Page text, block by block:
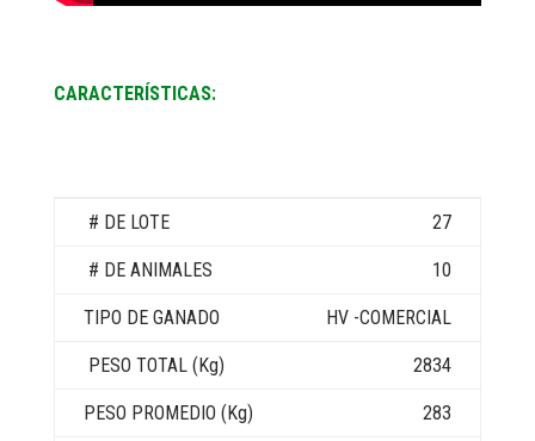
CARACTERÍSTICAS:
27
10
HV -COMERCIAL
2834
283